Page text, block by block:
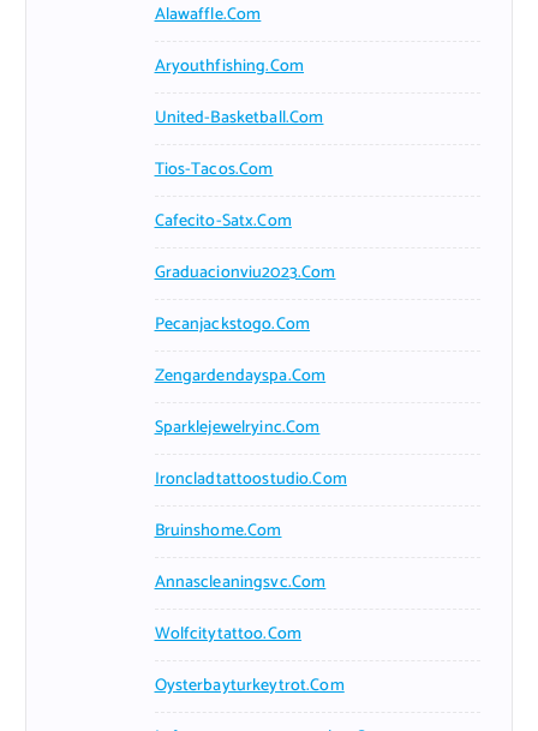
Alawaffle.com
Aryouthfishing.com
United-Basketball.com
Tios-Tacos.com
Cafecito-Satx.com
Graduacionviu2023.com
Pecanjackstogo.com
Zengardendayspa.com
Sparklejewelryinc.com
Ironcladtattoostudio.com
Bruinshome.com
Annascleaningsvc.com
Wolfcitytattoo.com
Oysterbayturkeytrot.com